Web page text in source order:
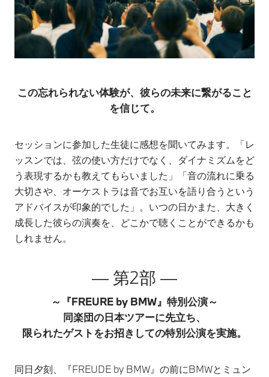
この忘れられない体験が、彼らの未来に繋がること
を信じて。
セッションに参加した生徒に感想を聞いてみます。「レ
ッスンでは、弦の使い方だけでなく、ダイナミズムをど
う表現するかも教えてもらいました」「音の流れに乗る
大切さや、オーケストラは音でお互いを語り合うという
アドバイスが印象的でした」。いつの日かまた、大きく
成長した彼らの演奏を、どこかで聴くことができるかも
しれません。
― 第2部 ―
～『FREURE by BMW』特別公演～
同楽団の日本ツアーに先立ち、
限られたゲストをお招きしての特別公演を実施。
同日夕刻、『FREUDE by BMW』の前にBMWとミュン